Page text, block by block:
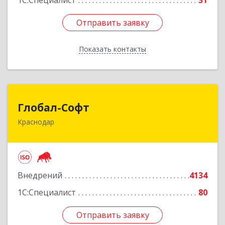
Отправить заявку
Показать контакты
Отправить заявку
Назад
Глобал-Софт
Краснодар
Внедрений
4134
1С:Специалист
80
Отправить заявку
350018, Краснодарский край, Краснодар г,
Отправить заявку